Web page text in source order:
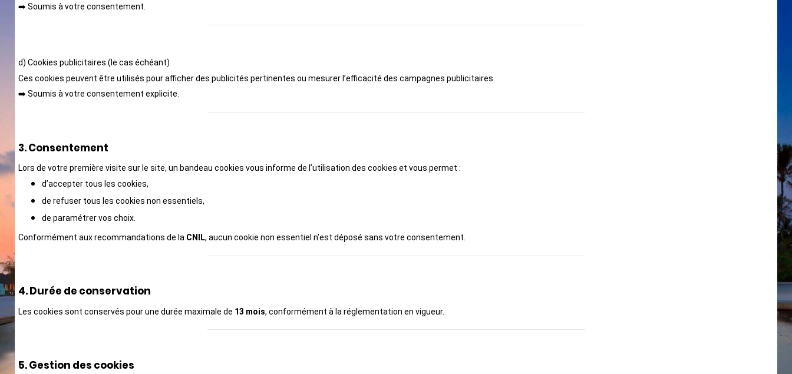
➡️ Soumis à votre consentement.
d) Cookies publicitaires (le cas échéant)
Ces cookies peuvent être utilisés pour afficher des publicités pertinentes ou mesurer l’efficacité des campagnes publicitaires.
➡️ Soumis à votre consentement explicite.
3. Consentement
Lors de votre première visite sur le site, un bandeau cookies vous informe de l’utilisation des cookies et vous permet :
d’accepter tous les cookies,
de refuser tous les cookies non essentiels,
de paramétrer vos choix.
Conformément aux recommandations de la CNIL, aucun cookie non essentiel n’est déposé sans votre consentement.
4. Durée de conservation
Les cookies sont conservés pour une durée maximale de 13 mois, conformément à la réglementation en vigueur.
5. Gestion des cookies